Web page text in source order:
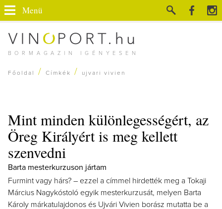
BORMAGAZIN IGÉNYESEN
Menü
Főoldal / Címkék / ujvari vivien
Mint minden különlegességért, az
Öreg Királyért is meg kellett
szenvedni
Barta mesterkurzuson jártam
Furmint vagy hárs? – ezzel a címmel hirdették meg a Tokaji
Március Nagykóstoló egyik mesterkurzusát, melyen Barta
Károly márkatulajdonos és Ujvári Vivien borász mutatta be a